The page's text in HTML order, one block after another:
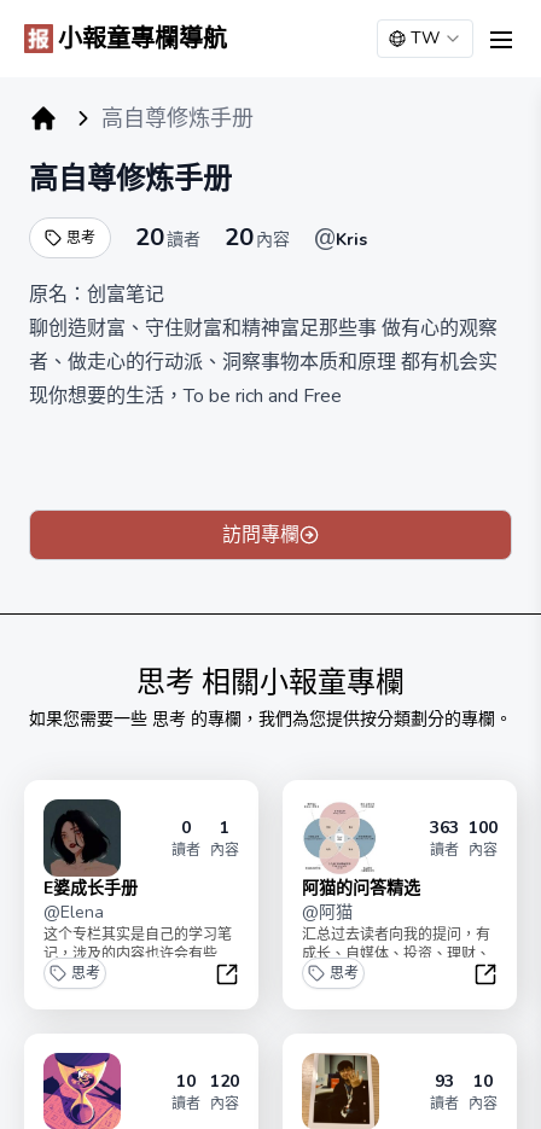
小報童專欄導航 TW
高自尊修炼手册
高自尊修炼手册
思考 20讀者 20內容 @Kris
原名：创富笔记
聊创造财富、守住财富和精神富足那些事 做有心的观察
者、做走心的行动派、洞察事物本质和原理 都有机会实
现你想要的生活，To be rich and Free
试旅居体验，40岁FIRE计划奉行者，业余健身、养身爱
好者，在全国范围有一支百人broker团队
訪問專欄
思考 相關小報童專欄
如果您需要一些 思考 的專欄，我們為您提供按分類劃分的專欄。
0
讀者
1
內容
E婆成长手册
@Elena
这个专栏其实是自己的学习笔
记，涉及的内容也许会有些
泛，但我想做的事是和你一起
见证自己的成长。我们都不...
思考
E婆成长手册
363
讀者
100
內容
阿猫的问答精选
@阿猫
汇总过去读者向我的提问，有
成长、自媒体、投资、理财、
两性关系、时间管理等各个方
向。一共更新100篇，...
思考
阿猫
10
讀者
120
內容
93
讀者
10
內容